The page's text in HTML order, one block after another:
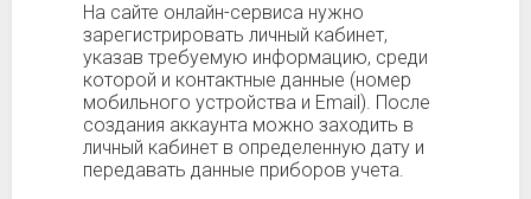
На сайте онлайн-сервиса нужно
зарегистрировать личный кабинет,
указав требуемую информацию, среди
которой и контактные данные (номер
мобильного устройства и Email). После
создания аккаунта можно заходить в
личный кабинет в определенную дату и
передавать данные приборов учета.